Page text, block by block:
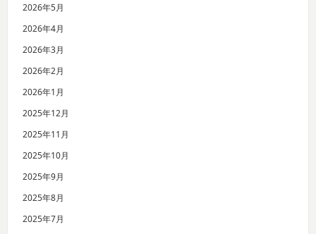
2026年5月
2026年4月
2026年3月
2026年2月
2026年1月
2025年12月
2025年11月
2025年10月
2025年9月
2025年8月
2025年7月